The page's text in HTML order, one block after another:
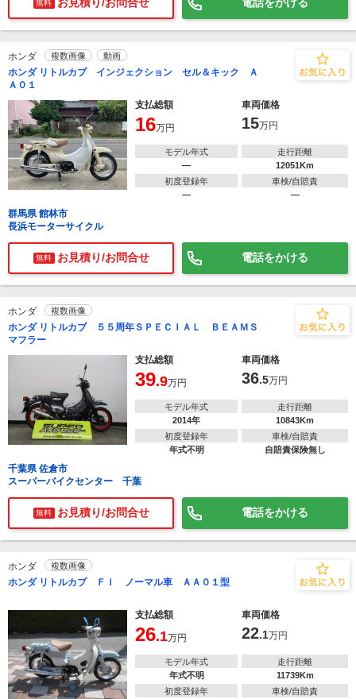
無料
ホンダ 複数画像 動画
ホンダ リトルカブ インジェクション セル＆キック Ａ
Ａ０１
支払総額
車両価格
16万円 15万円
モデル年式
―
走行距離
12051Km
初度登録年
―
車検/自賠責
―
群馬県 館林市
長浜モーターサイクル
無料 お見積り/お問合せ 電話をかける
ホンダ 複数画像
ホンダ リトルカブ ５５周年ＳＰＥＣＩＡＬ ＢＥＡＭＳ
マフラー
支払総額
車両価格
39.9万円 36.5万円
モデル年式
2014年
走行距離
10843Km
初度登録年
年式不明
車検/自賠責
自賠責保険無し
千葉県 佐倉市
スーパーバイクセンター 千葉
無料 お見積り/お問合せ 電話をかける
ホンダ 複数画像
ホンダ リトルカブ ＦＩ ノーマル車 ＡＡ０１型
支払総額 車両価格
26.1万円 22.1万円
モデル年式
年式不明
走行距離
11739Km
初度登録年
車検/自賠責